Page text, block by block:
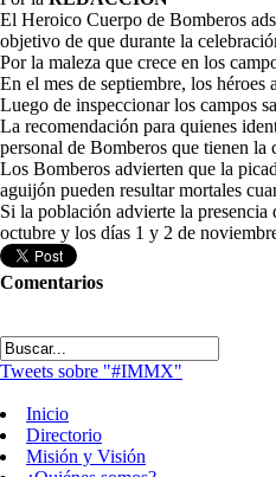
El Heroico Cuerpo de Bomberos
objetivo de que durante la
Por la maleza que crece en los
En el mes de septiembre, los
Luego de inspeccionar los campos
La recomendación para quienes
personal de Bomberos que tienen la
Los Bomberos advierten que la
aguijón pueden resultar mortales
Si la población advierte la presencia
octubre y los días 1 y 2 de
Comentarios
Tweets sobre "#IMMX"
Inicio
Directorio
Misión y Visión